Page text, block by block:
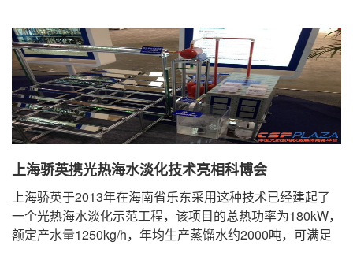
上海骄英携光热海水淡化技术亮相科博会
上海骄英于2013年在海南省乐东采用这种技术已经建起了
一个光热海水淡化示范工程，该项目的总热功率为180kW，
额定产水量1250kg/h，年均生产蒸馏水约2000吨，可满足